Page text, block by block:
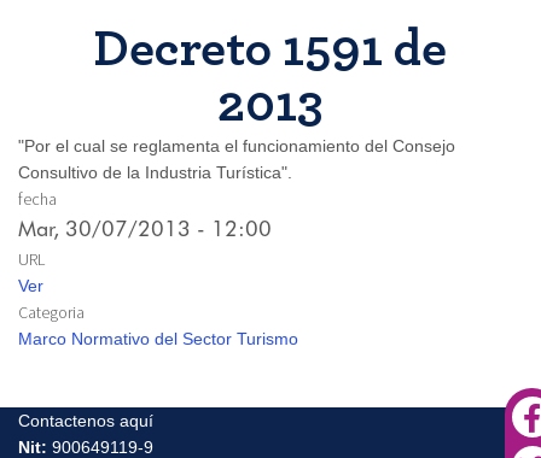
Decreto 1591 de
2013
"Por el cual se reglamenta el funcionamiento del Consejo
Consultivo de la Industria Turística".
fecha
Mar, 30/07/2013 - 12:00
URL
Ver
Categoria
Marco Normativo del Sector Turismo
Contactenos aquí
Nit: 900649119-9